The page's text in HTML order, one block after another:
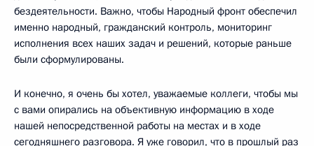
бездеятельности. Важно, чтобы Народный фронт обеспечил
именно народный, гражданский контроль, мониторинг
исполнения всех наших задач и решений, которые раньше
были сформулированы.
И конечно, я очень бы хотел, уважаемые коллеги, чтобы мы
с вами опирались на объективную информацию в ходе
нашей непосредственной работы на местах и в ходе
сегодняшнего разговора. Я уже говорил, что в прошлый раз